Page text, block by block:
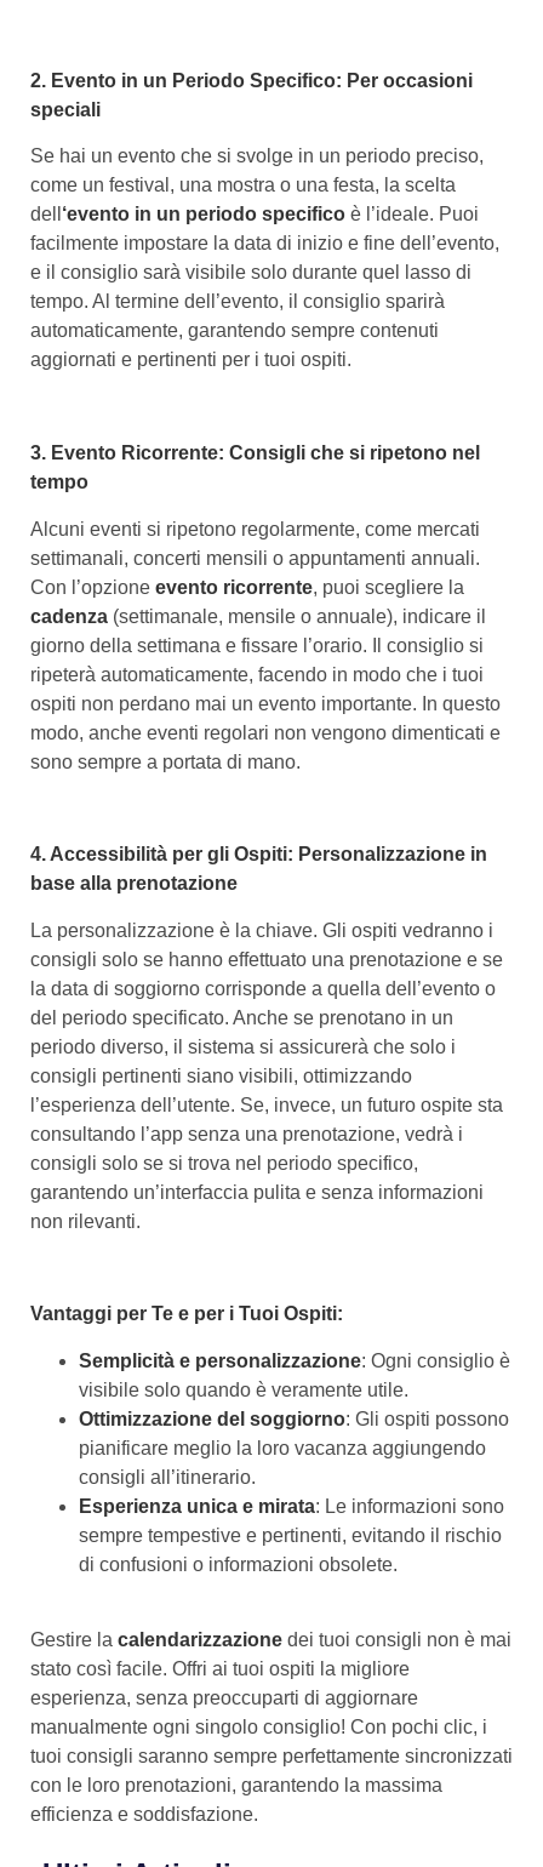
2. Evento in un Periodo Specifico: Per occasioni
speciali
Se hai un evento che si svolge in un periodo preciso,
come un festival, una mostra o una festa, la scelta
dell ‘evento in un periodo specifico è l’ideale. Puoi
facilmente impostare la data di inizio e fine dell’evento,
e il consiglio sarà visibile solo durante quel lasso di
tempo. Al termine dell’evento, il consiglio sparirà
automaticamente, garantendo sempre contenuti
aggiornati e pertinenti per i tuoi ospiti.
3. Evento Ricorrente: Consigli che si ripetono nel
tempo
Alcuni eventi si ripetono regolarmente, come mercati
settimanali, concerti mensili o appuntamenti annuali.
Con l’opzione evento ricorrente, puoi scegliere la
cadenza (settimanale, mensile o annuale), indicare il
giorno della settimana e fissare l’orario. Il consiglio si
ripeterà automaticamente, facendo in modo che i tuoi
ospiti non perdano mai un evento importante. In questo
modo, anche eventi regolari non vengono dimenticati e
sono sempre a portata di mano.
4. Accessibilità per gli Ospiti: Personalizzazione in
base alla prenotazione
La personalizzazione è la chiave. Gli ospiti vedranno i
consigli solo se hanno effettuato una prenotazione e se
la data di soggiorno corrisponde a quella dell’evento o
del periodo specificato. Anche se prenotano in un
periodo diverso, il sistema si assicurerà che solo i
consigli pertinenti siano visibili, ottimizzando
l’esperienza dell’utente. Se, invece, un futuro ospite sta
consultando l’app senza una prenotazione, vedrà i
consigli solo se si trova nel periodo specifico,
garantendo un’interfaccia pulita e senza informazioni
non rilevanti.
Vantaggi per Te e per i Tuoi Ospiti:
Semplicità e personalizzazione: Ogni consiglio è
visibile solo quando è veramente utile.
Ottimizzazione del soggiorno: Gli ospiti possono
pianificare meglio la loro vacanza aggiungendo
consigli all’itinerario.
Esperienza unica e mirata: Le informazioni sono
sempre tempestive e pertinenti, evitando il rischio
di confusioni o informazioni obsolete.
Gestire la calendarizzazione dei tuoi consigli non è mai
stato così facile. Offri ai tuoi ospiti la migliore
esperienza, senza preoccuparti di aggiornare
manualmente ogni singolo consiglio! Con pochi clic, i
tuoi consigli saranno sempre perfettamente sincronizzati
con le loro prenotazioni, garantendo la massima
efficienza e soddisfazione.